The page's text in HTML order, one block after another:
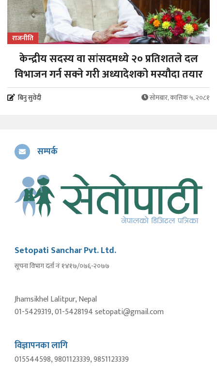
राजनीति
केन्द्रीय सदस्य वा सांसदमध्ये २० प्रतिशतले दल
विभाजन गर्न सक्ने गरी अध्यादेशको मस्यौदा तयार
बिनु सुवेदी सोमबार, कात्तिक ५, २०८१
सम्पर्क
Setopati Sanchar Pvt. Ltd.
सूचना विभाग दर्ता नंः १४१७/०७६-२०७७
Jhamsikhel Lalitpur, Nepal
01-5429319, 01-5428194 setopati@gmail.com
विज्ञापनका लागि
015544598, 9801123339, 9851123339